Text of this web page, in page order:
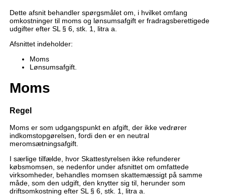
Dette afsnit behandler spørgsmålet om, i hvilket omfang
omkostninger til moms og lønsumsafgift er fradragsberettigede
udgifter efter SL § 6, stk. 1, litra a.
Afsnittet indeholder:
Moms
Lønsumsafgift.
Moms
Regel
Moms er som udgangspunkt en afgift, der ikke vedrører
indkomstopgørelsen, fordi den er en neutral
meromsætningsafgift.
I særlige tilfælde, hvor Skattestyrelsen ikke refunderer
købsmomsen, se nedenfor under afsnittet om omfattede
virksomheder, behandles momsen skattemæssigt på samme
måde, som den udgift, den knytter sig til, herunder som
driftsomkostning efter SL § 6, stk. 1, litra a.